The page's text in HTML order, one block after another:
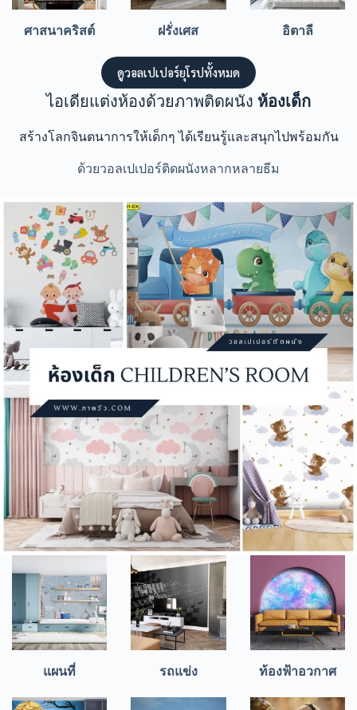
ศาสนาคริสต์ ฝรั่งเศส อิตาลี
ดูวอลเปเปอร์ยุโรปทั้งหมด
ไอเดียแต่งห้องด้วยภาพติดผนัง ห้องเด็ก
สร้างโลกจินตนาการให้เด็กๆ ได้เรียนรู้และสนุกไปพร้อมกัน
ด้วยวอลเปเปอร์ติดผนังหลากหลายธีม
แผนที่ รถแข่ง ท้องฟ้าอวกาศ